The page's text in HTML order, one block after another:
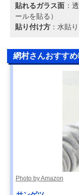
貼れるガラス面 ：
ールを貼る）
貼り付け方 ：水貼
網村さんおすす
Photo by Amazon